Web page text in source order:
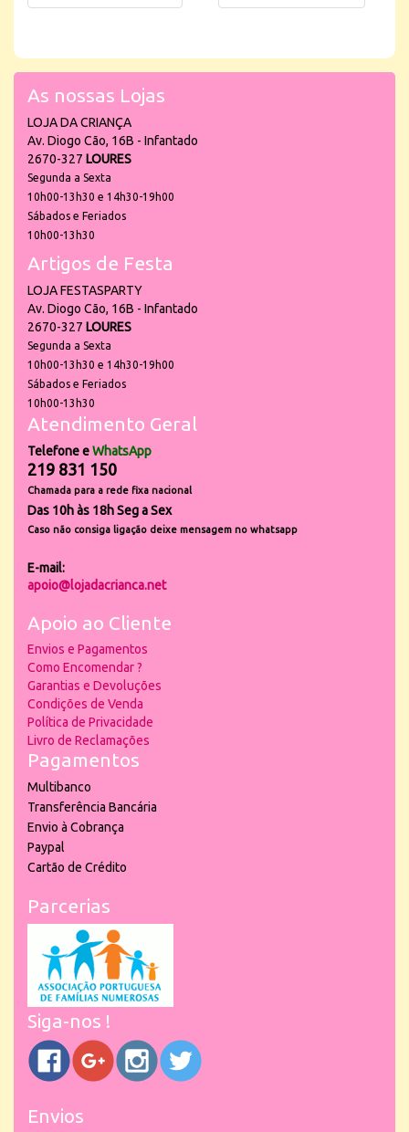
As nossas Lojas
LOJA DA CRIANÇA
Av. Diogo Cão, 16B - Infantado
2670-327 LOURES
Segunda a Sexta
10h00-13h30 e 14h30-19h00
Sábados e Feriados
10h00-13h30
Artigos de Festa
LOJA FESTASPARTY
Av. Diogo Cão, 16B - Infantado
2670-327 LOURES
Segunda a Sexta
10h00-13h30 e 14h30-19h00
Sábados e Feriados
10h00-13h30
Atendimento Geral
Telefone eWhatsApp
219 831 150
Chamada para a rede fixa nacional
Das 10h às 18h Seg a Sex
Caso não consiga ligação deixe mensagem no whatsapp
E-mail:
apoio@lojadacrianca.net
Apoio ao Cliente
Envios e Pagamentos
Como Encomendar ?
Garantias e Devoluções
Condições de Venda
Política de Privacidade
Livro de Reclamações
Pagamentos
Multibanco
Transferência Bancária
Envio à Cobrança
Paypal
Cartão de Crédito
Parcerias
Siga-nos !
Envios